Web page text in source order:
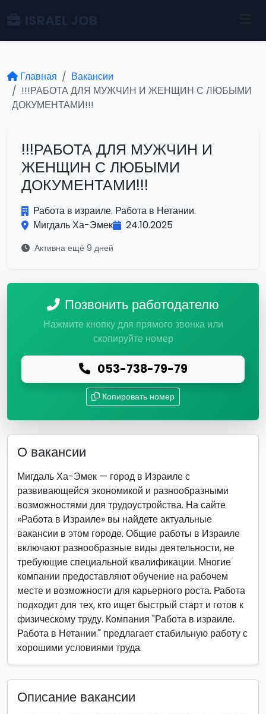
Главная
Вакансии
!!!РАБОТА ДЛЯ МУЖЧИН И ЖЕНЩИН С ЛЮБЫМИ
ДОКУМЕНТАМИ!!!
!!!РАБОТА ДЛЯ МУЖЧИН И
ЖЕНЩИН С ЛЮБЫМИ
ДОКУМЕНТАМИ!!!
Работа в израиле. Работа в Нетании.
Мигдаль Ха-Эмек
24.10.2025
Активна ещё 9 дней
Позвонить работодателю
Нажмите кнопку для прямого звонка или
скопируйте номер
053-738-79-79
Копировать номер
О вакансии
Мигдаль Ха-Эмек — город в Израиле с
развивающейся экономикой и разнообразными
возможностями для трудоустройства. На сайте
«Работа в Израиле» вы найдете актуальные
вакансии в этом городе. Общие работы в Израиле
включают разнообразные виды деятельности, не
требующие специальной квалификации. Многие
компании предоставляют обучение на рабочем
месте и возможности для карьерного роста. Работа
подходит для тех, кто ищет быстрый старт и готов к
физическому труду. Компания "Работа в израиле.
Работа в Нетании." предлагает стабильную работу с
хорошими условиями труда.
Описание вакансии